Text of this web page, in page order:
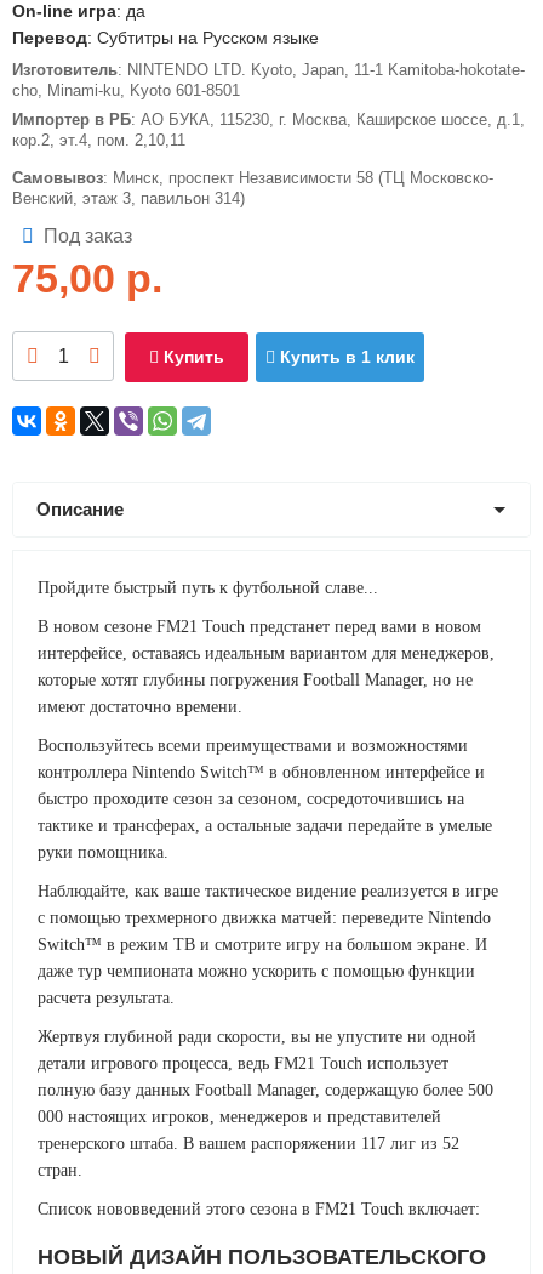
On-line игра: да
Перевод: Субтитры на Русском языке
Изготовитель: NINTENDO LTD. Kyoto, Japan, 11-1 Kamitoba-hokotate-
cho, Minami-ku, Kyoto 601-8501
Импортер в РБ: АО БУКА, 115230, г. Москва, Каширское шоссе, д.1,
кор.2, эт.4, пом. 2,10,11
Самовывоз: Минск, проспект Независимости 58 (ТЦ Московско-
Венский, этаж 3, павильон 314)
Под заказ
75,00 р.
Купить Купить в 1 клик
Описание
Пройдите быстрый путь к футбольной славе...
В новом сезоне FM21 Touch предстанет перед вами в новом
интерфейсе, оставаясь идеальным вариантом для менеджеров,
которые хотят глубины погружения Football Manager, но не
имеют достаточно времени.
Воспользуйтесь всеми преимуществами и возможностями
контроллера Nintendo Switch™ в обновленном интерфейсе и
быстро проходите сезон за сезоном, сосредоточившись на
тактике и трансферах, а остальные задачи передайте в умелые
руки помощника.
Наблюдайте, как ваше тактическое видение реализуется в игре
с помощью трехмерного движка матчей: переведите Nintendo
Switch™ в режим ТВ и смотрите игру на большом экране. И
даже тур чемпионата можно ускорить с помощью функции
расчета результата.
Жертвуя глубиной ради скорости, вы не упустите ни одной
детали игрового процесса, ведь FM21 Touch использует
полную базу данных Football Manager, содержащую более 500
000 настоящих игроков, менеджеров и представителей
тренерского штаба. В вашем распоряжении 117 лиг из 52
стран.
Список нововведений этого сезона в FM21 Touch включает:
НОВЫЙ ДИЗАЙН ПОЛЬЗОВАТЕЛЬСКОГО